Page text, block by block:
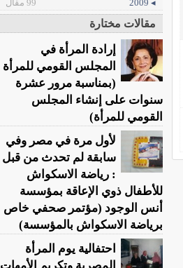
◂ 2009
99 مقال
مقالات مختارة
إرادة المرأة في
المجلس القومي للمرأة
(بمناسبة مرور عشرة
سنوات على إنشاء المجلس
القومي للمرأة)
لأول مرة في مصر وفي
سابقة لم تحدث من قبل
: رياضة الاسكواش
للأطفال ذوي الإعاقة بمؤسسة
أنس الوجود (مؤتمر صحفي خاص
برياضة الاسكواش بالمؤسسة)
احتفالية يوم المرأة